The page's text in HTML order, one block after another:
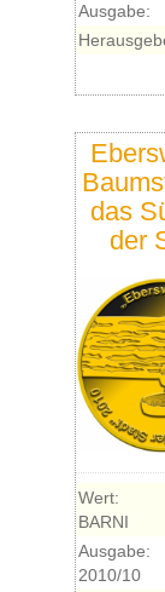
Ausgabe:
das
der
Wert:
BARNI
Ausgabe:
2010/10